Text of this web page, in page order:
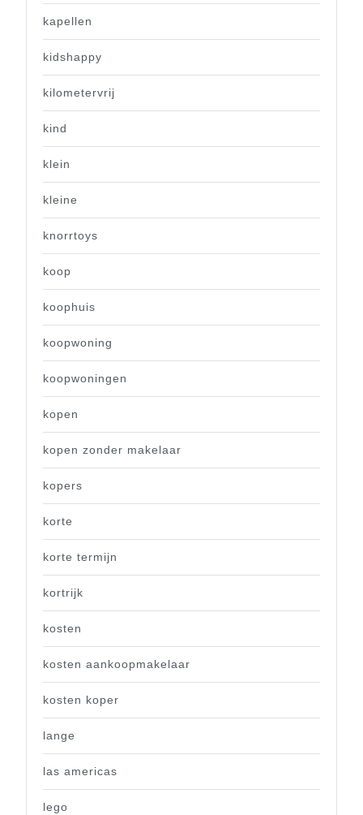
kapellen
kidshappy
kilometervrij
kind
klein
kleine
knorrtoys
koop
koophuis
koopwoning
koopwoningen
kopen
kopen zonder makelaar
kopers
korte
korte termijn
kortrijk
kosten
kosten aankoopmakelaar
kosten koper
lange
las americas
lego